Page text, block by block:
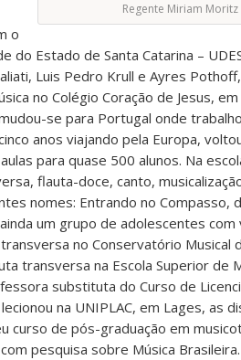
Regente Miriam Moritz
o
do Estado de Santa Catarina –
Luis Pedro Krull e Ayres
no Colégio Coração de Jesus, em
se para Portugal onde
anos viajando pela Europa,
para quase 500 alunos. Na
flauta-doce, canto,
nomes: Entrando no Compasso,
um grupo de adolescentes com
no Conservatório Musical
transversa na Escola Superior de
substituta do Curso de
na UNIPLAC, em Lages, as
curso de pós-graduação em
pesquisa sobre Música